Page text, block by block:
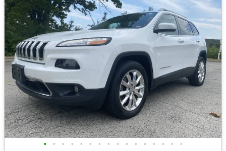
• • • • • • • • • • • • • • • •